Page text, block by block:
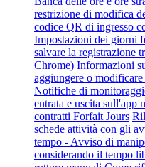
restrizione di modifica
codice QR di ingresso
Impostazioni dei giorni
salvare la registrazione
Chrome) Informazioni
aggiungere o
Notifiche di
entrata e uscita sull'app
contratti Forfait Jours
schede attività con gli
tempo - Avviso di
considerando il tempo